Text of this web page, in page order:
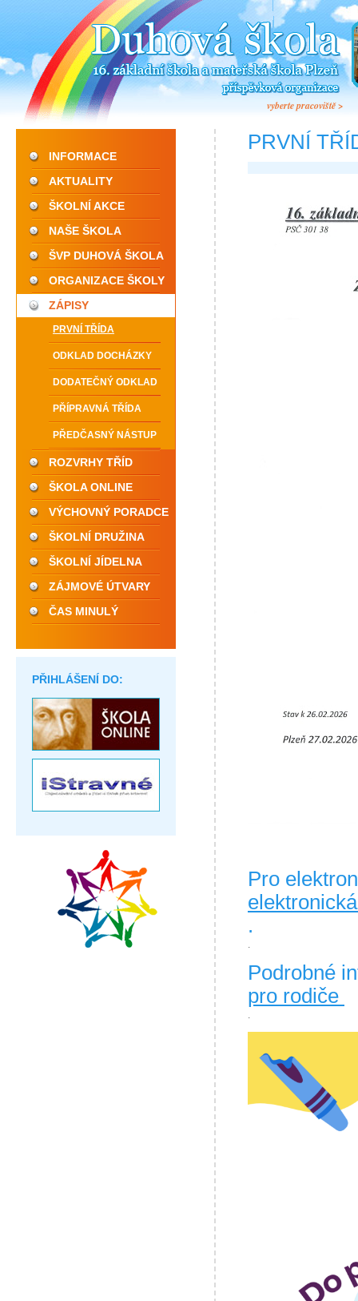
vyberte pracoviště >
INFORMACE
AKTUALITY
ŠKOLNÍ AKCE
NAŠE ŠKOLA
ŠVP DUHOVÁ ŠKOLA
ORGANIZACE ŠKOLY
ZÁPISY
PRVNÍ TŘÍDA
ODKLAD DOCHÁZKY
DODATEČNÝ ODKLAD
PŘÍPRAVNÁ TŘÍDA
PŘEDČASNÝ NÁSTUP
ROZVRHY TŘÍD
ŠKOLA ONLINE
VÝCHOVNÝ PORADCE
ŠKOLNÍ DRUŽINA
ŠKOLNÍ JÍDELNA
ZÁJMOVÉ ÚTVARY
ČAS MINULÝ
PŘIHLÁŠENÍ DO:
PRVNÍ
Pro
.
Podrobné
pro rodiče